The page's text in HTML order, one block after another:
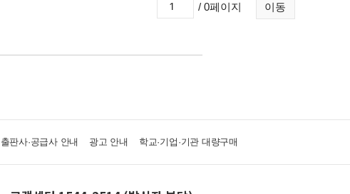
이동
/ 0페이지
출판사·공급사 안내 광고 안내 학교·기업·기관 대량구매